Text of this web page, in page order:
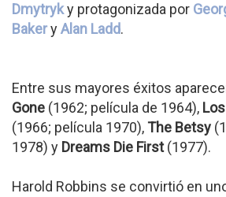
Dmytryky protagonizada por
BakeryAlan Ladd.
Entre sus mayores éxitos
Gone (1962; película de 1964),
(1966; película 1970), The Betsy
1978) y Dreams Die First(1977).
Harold Robbins se convirtió en